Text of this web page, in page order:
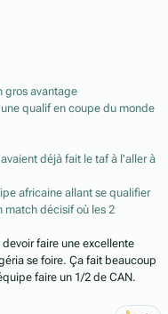
gros avantage
qualif en coupe du monde
déjà fait le taf à l'aller à
africaine allant se qualifier
match décisif où les 2
faire une excellente
se foire. Ça fait beaucoup
faire un 1/2 de CAN.